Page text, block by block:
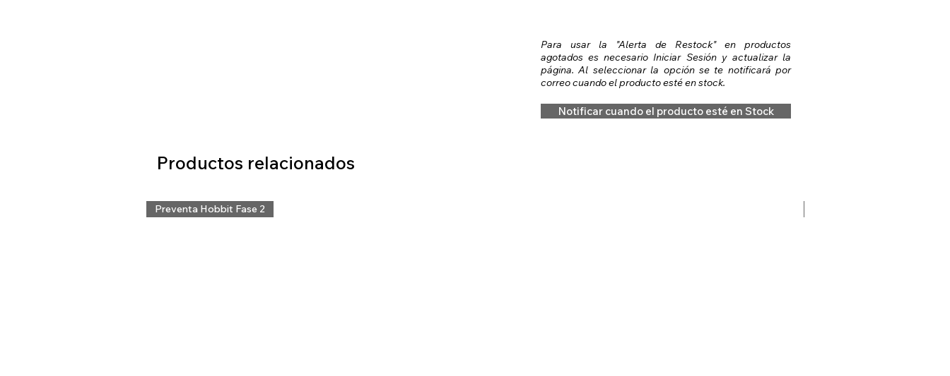
Notificar cuando el producto esté en Stock
Para usar la "Alerta de Restock" en productos
agotados es necesario Iniciar Sesión y actualizar la
página. Al seleccionar la opción se te notificará por
correo cuando el producto esté en stock.
Productos relacionados
Preventa Hobbit Fase 2